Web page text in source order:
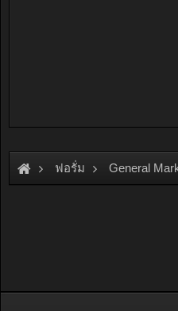
ฟอรั่ม General